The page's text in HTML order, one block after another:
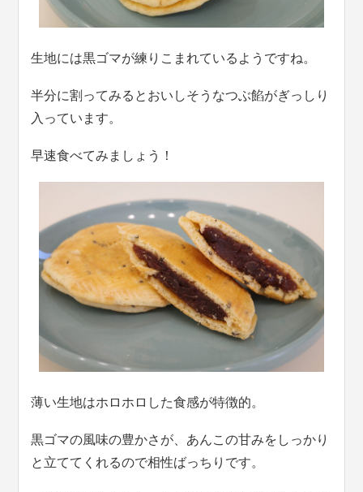
生地には黒ゴマが練りこまれているようですね。
半分に割ってみるとおいしそうなつぶ餡がぎっしり
入っています。
早速食べてみましょう！
薄い生地はホロホロした食感が特徴的。
黒ゴマの風味の豊かさが、あんこの甘みをしっかり
と立ててくれるので相性ばっちりです。